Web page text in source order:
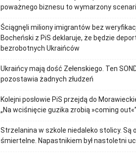
poważnego biznesu to wymarzony
Ściągnęli miliony imigrantów bez
Bocheński z PiS deklaruje, że będzie
bezrobotnych Ukraińców
Ukraińcy mają dość Zełenskiego. Ten
pozostawia żadnych złudzeń
Kolejni posłowie PiS przejdą do
„Na wciśnięcie guzika zrobią »coming out«”
Strzelanina w szkole niedaleko stolicy. Są
śmiertelne. Napastnikiem był nastoletni